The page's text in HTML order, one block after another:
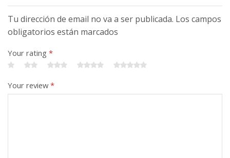
Tu dirección de email no va a ser publicada. Los campos
obligatorios están marcados
Your rating *
Your review*